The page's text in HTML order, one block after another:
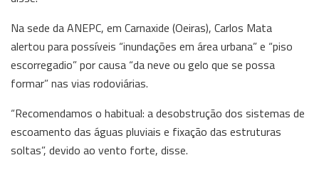
Na sede da ANEPC, em Carnaxide (Oeiras), Carlos Mata
alertou para possíveis “inundações em área urbana” e “piso
escorregadio” por causa “da neve ou gelo que se possa
formar” nas vias rodoviárias.
“Recomendamos o habitual: a desobstrução dos sistemas de
escoamento das águas pluviais e fixação das estruturas
soltas”, devido ao vento forte, disse.